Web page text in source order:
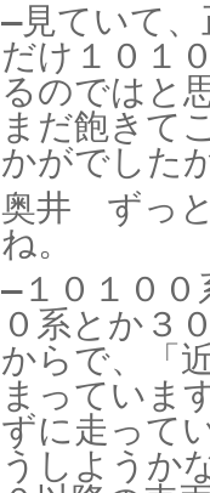
―見ていて
だけ１０１
るのではと
まだ飽きて
かがでした
奥井 ずっ
ね。
―１０１０
０系とか３
からで、「
まっていま
ずに走って
うしようか